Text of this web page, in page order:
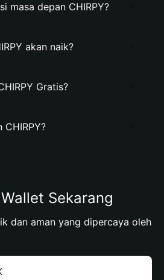
masa depan CHIRPY?
akan naik?
Gratis?
CHIRPY?
Sekarang
dan aman yang dipercaya oleh